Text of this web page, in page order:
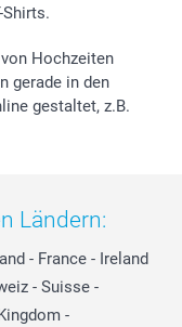
Hochzeiten
gerade in den
gestaltet, z.B.
Ländern:
- France - Ireland
- Suisse -
-